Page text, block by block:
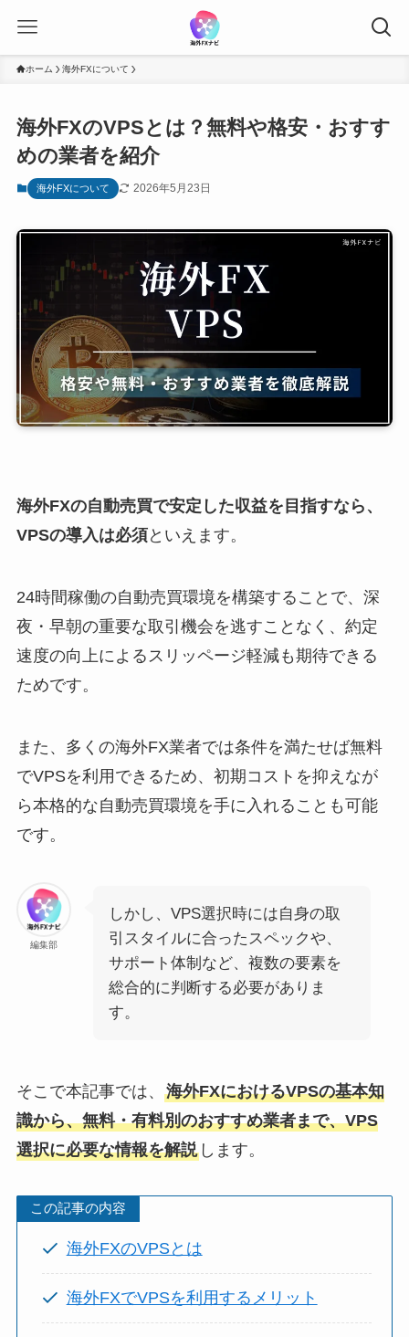
ホーム 海外FXについて
海外FXのVPSとは？無料や格安・おすす
めの業者を紹介
海外FXについて 2026年5月23日
海外FXの自動売買で安定した収益を目指すなら、
VPSの導入は必須といえます。
24時間稼働の自動売買環境を構築することで、深
夜・早朝の重要な取引機会を逃すことなく、約定
速度の向上によるスリッページ軽減も期待できる
ためです。
また、多くの海外FX業者では条件を満たせば無料
でVPSを利用できるため、初期コストを抑えなが
ら本格的な自動売買環境を手に入れることも可能
です。
編集部
しかし、VPS選択時には自身の取
引スタイルに合ったスペックや、
サポート体制など、複数の要素を
総合的に判断する必要がありま
す。
そこで本記事では、 海外FXにおけるVPSの基本知
識から、無料・有料別のおすすめ業者まで、VPS
選択に必要な情報を解説します。
この記事の内容
海外FXのVPSとは
海外FXでVPSを利用するメリット